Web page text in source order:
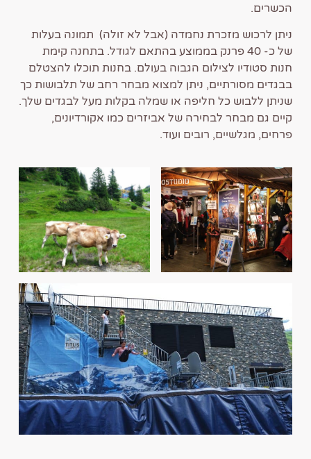
הכשרים.
ניתן לרכוש מזכרת נחמדה (אבל לא זולה) תמונה בעלות
של כ- 40 פרנק בממוצע בהתאם לגודל. בתחנה קימת
חנות סטודיו לצילום הגבוה בעולם. בחנות תוכלו להצטלם
בבגדים מסורתיים, ניתן למצוא מבחר רחב של תלבושות כך
שניתן ללבוש כל חליפה או שמלה בקלות מעל לבגדים שלך.
קיים גם מבחר לבחירה של אביזרים כמו אקורדיונים,
פרחים, מגלשיים, רובים ועוד.